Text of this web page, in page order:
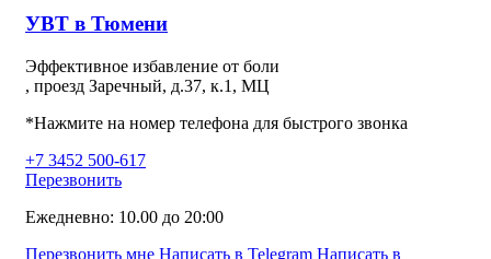
УВТ в Тюмени
Эффективное избавление от боли
, проезд Заречный, д.37, к.1, МЦ
*Нажмите на номер телефона для быстрого звонка
+7 3452 500-617
Перезвонить
Ежедневно: 10.00 до 20:00
Перезвонить мне Написать в Telegram Написать в